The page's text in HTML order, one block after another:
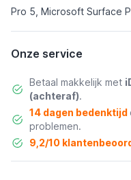
Pro 5, Microsoft Surface
Onze service
Betaal makkelijk met
(achteraf).
14 dagen bedenktijd
problemen.
9,2/10